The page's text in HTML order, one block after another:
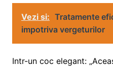
Vezi si: Tratamente
impotriva vergeturilor
Intr-un coc elegant: